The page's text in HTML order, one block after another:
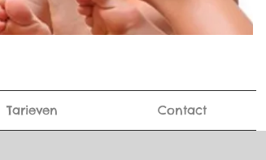
Tarieven Contact